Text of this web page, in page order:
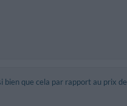
que cela par rapport au prix de